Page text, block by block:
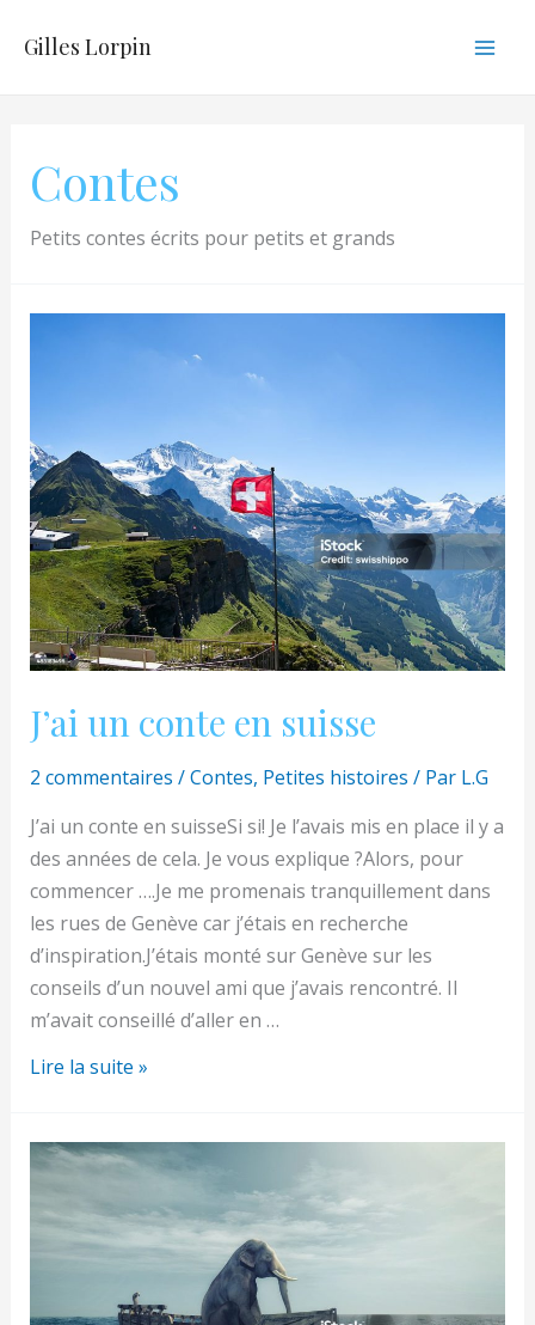
Gilles Lorpin
Contes
Petits contes écrits pour petits et grands
J’ai un conte en suisse
2 commentaires /Contes, Petites histoires / Par L.G
J’ai un conte en suisseSi si! Je l’avais mis en place il y a
des années de cela. Je vous explique ?Alors, pour
commencer ….Je me promenais tranquillement dans
les rues de Genève car j’étais en recherche
d’inspiration.J’étais monté sur Genève sur les
conseils d’un nouvel ami que j’avais rencontré. Il
m’avait conseillé d’aller en …
J’ai
en
Lire la suite »